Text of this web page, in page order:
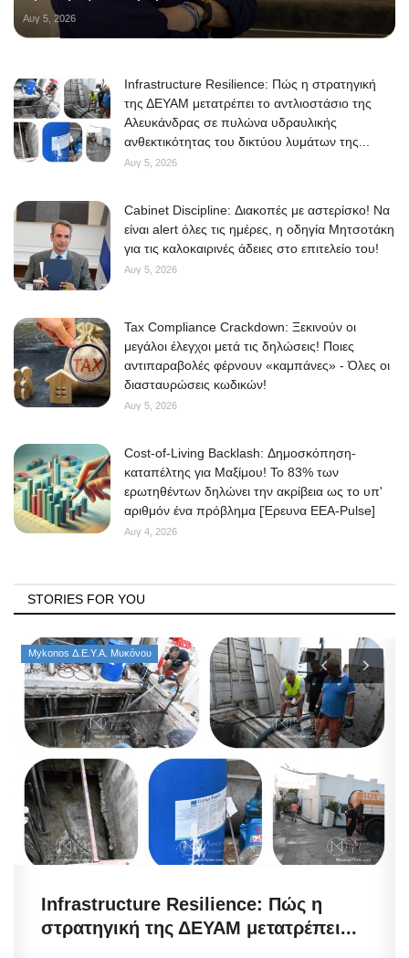
Αυγ 5, 2026
Infrastructure Resilience: Πώς η στρατηγική
της ΔΕΥΑΜ μετατρέπει το αντλιοστάσιο της
Αλευκάνδρας σε πυλώνα υδραυλικής
ανθεκτικότητας του δικτύου λυμάτων της...
Αυγ 5, 2026
Cabinet Discipline: Διακοπές με αστερίσκο! Να
είναι alert όλες τις ημέρες, η οδηγία Μητσοτάκη
για τις καλοκαιρινές άδειες στο επιτελείο του!
Αυγ 5, 2026
Tax Compliance Crackdown: Ξεκινούν οι
μεγάλοι έλεγχοι μετά τις δηλώσεις! Ποιες
αντιπαραβολές φέρνουν «καμπάνες» - Όλες οι
διασταυρώσεις κωδικών!
Αυγ 5, 2026
Cost-of-Living Backlash: Δημοσκόπηση-
καταπέλτης για Μαξίμου! Το 83% των
ερωτηθέντων δηλώνει την ακρίβεια ως το υπ'
αριθμόν ένα πρόβλημα [Έρευνα ΕΕΑ-Pulse]
Αυγ 4, 2026
STORIES FOR YOU
Mykonos Δ.Ε.Υ.Α. Μυκόνου
Infrastructure Resilience: Πώς η
στρατηγική της ΔΕΥΑΜ μετατρέπει...